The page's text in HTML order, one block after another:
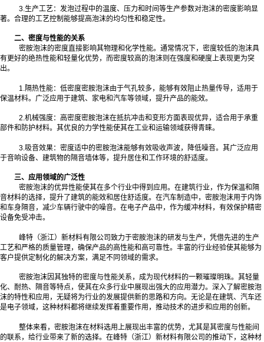
3.生产工艺：发泡过程中的温度、压力和时间等生产参数对泡沫的密度影响显
著。合理的工艺控制能够提高泡沫的均匀性和稳定性。
二、密度与性能的关系
密胺泡沫的密度直接影响其物理和化学性能。通常情况下，密度较低的泡沫具
有更好的绝热性能和轻量化优势，而密度较高的泡沫则在强度和硬度上表现更为突
出。
1.隔热性能：低密度密胺泡沫由于气孔较多，能够有效阻止热量传导，适用于
保温材料。广泛应用于建筑、家电和汽车等领域，提升产品的能效。
2.机械强度：高密度密胺泡沫在抵抗冲击和变形方面表现优异，适合用于承重
部件和防护材料。其优良的力学性能使其在工业和运输领域获得青睐。
3.吸音效果：密度适中的密胺泡沫能够有效吸收声波，降低噪音。其广泛应用
于音响设备、建筑物的隔音墙体等，提升居住和工作环境的舒适度。
三、应用领域的广泛性
密胺泡沫的优异性能使其在多个行业中得到应用。在建筑行业，作为保温和隔
音材料的选择，提升了建筑的能效和居住舒适度。在汽车制造中，密胺泡沫用于内饰
和车身隔音，减少车辆行驶中的噪音。在电子产品中，作为缓冲材料，有效保护精密
设备免受冲击。
峰特（浙江）新材料有限公司致力于密胺泡沫的研发与生产，凭借先进的生产
工艺和严格的质量管理，确保产品的高性能和高可靠性。丰富的行业经验使其能够为
客户提供定制化的解决方案，满足不同领域的需求。
密胺泡沫因其独特的密度与性能关系，成为现代材料的一颗璀璨明珠。其轻量
化、耐热、隔音等特点，使其在众多行业中展现出强大的应用潜力。深入了解密胺泡
沫的特性和应用，无疑将为行业的发展提供新的思路和方向。无论是在建筑、汽车还
是电子领域，这种材料都将继续发挥着重要作用，推动技术的进步和应用的创新。
整体来看，密胺泡沫在材料选用上展现出丰富的优势，尤其是其密度与性能间
的联系，给行业带来了新的选择。在峰特（浙江）新材料有限公司的推动下，这种材